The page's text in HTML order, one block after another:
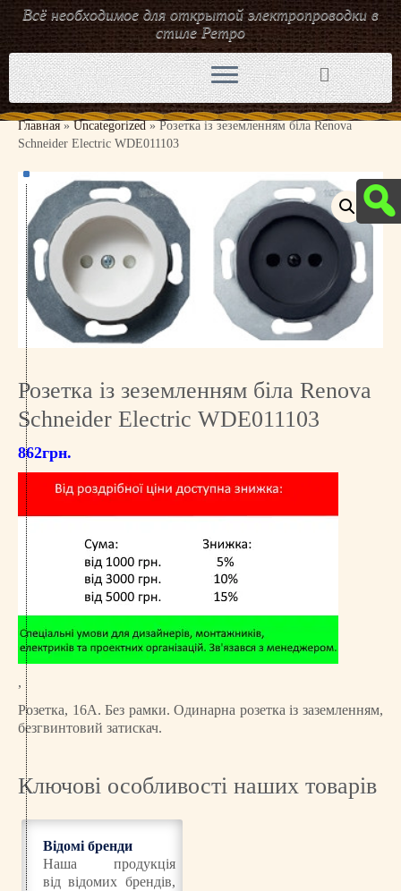
Перейти
к
содержимому
Всё необходимое для открытой электропроводки в
стиле Ретро
Главная » Uncategorized » Розетка із зеземленням біла Renova
Schneider Electric WDE011103
Розетка із зеземленням біла Renova
Schneider Electric WDE011103
862грн.
,
Розетка, 16А. Без рамки. Одинарна розетка із заземленням,
безгвинтовий затискач.
Ключові особливості наших товарів
Відомі бренди
Наша продукція
від відомих брендів,